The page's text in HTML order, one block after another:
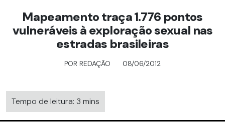
Mapeamento traça 1.776 pontos
vulneráveis à exploração sexual nas
estradas brasileiras
POR REDAÇÃO 08/06/2012
Tempo de leitura: 3 mins